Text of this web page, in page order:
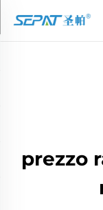
prezzo